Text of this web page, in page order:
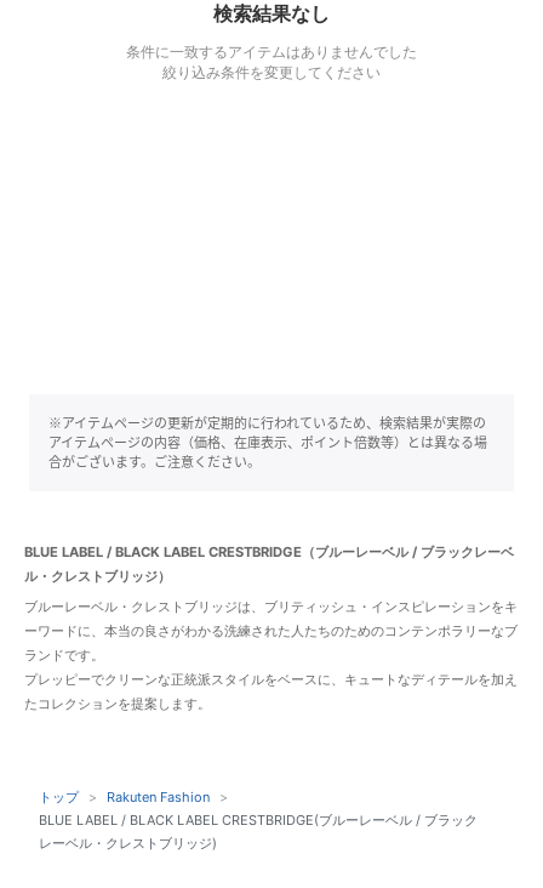
検索結果なし
条件に一致するアイテムはありませんでした
絞り込み条件を変更してください
※アイテムページの更新が定期的に行われているため、検索結果が実際の
アイテムページの内容（価格、在庫表示、ポイント倍数等）とは異なる場
合がございます。ご注意ください。
BLUE LABEL / BLACK LABEL CRESTBRIDGE（ブルーレーベル / ブラックレーベ
ル・クレストブリッジ）
ブルーレーベル・クレストブリッジは、ブリティッシュ・インスピレーションをキ
ーワードに、本当の良さがわかる洗練された人たちのためのコンテンポラリーなブ
ランドです。
プレッピーでクリーンな正統派スタイルをベースに、キュートなディテールを加え
たコレクションを提案します。
トップ
Rakuten Fashion
BLUE LABEL / BLACK LABEL CRESTBRIDGE(ブルーレーベル / ブラック
レーベル・クレストブリッジ)